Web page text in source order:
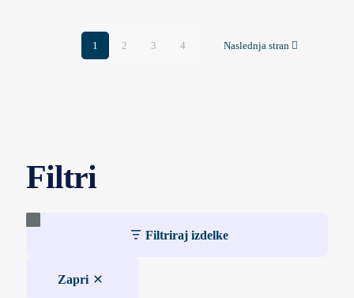
1 2 3 4 Naslednja stran
Filtri
Filtriraj izdelke
Zapri